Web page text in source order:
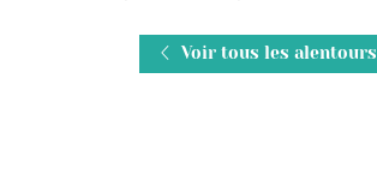
Voir tous les alentours